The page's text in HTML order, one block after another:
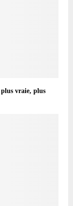
vraie, plus